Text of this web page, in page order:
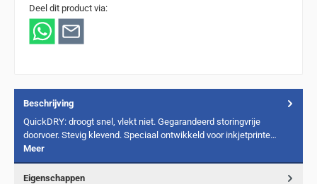
Deel dit product via:
Beschrijving
QuickDRY: droogt snel, vlekt niet. Gegarandeerd storingvrije
doorvoer. Stevig klevend. Speciaal ontwikkeld voor inkjetprinte…
Meer
Eigenschappen